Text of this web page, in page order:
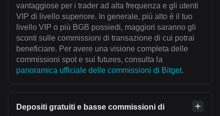
vantaggiose per i trader ad alta frequenza e gli utenti
VIP di livello superiore. In generale, più alto è il tuo
livello VIP o più BGB possiedi, maggiori saranno gli
sconti sulle commissioni di transazione di cui potrai
beneficiare. Per avere una visione completa delle
commissioni spot e sui futures, consulta la
panoramica ufficiale delle commissioni di Bitget.
Depositi gratuiti e basse commissioni di